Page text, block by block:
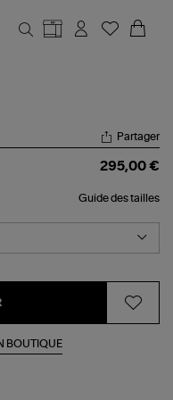
Partager
295,00 €
Guide des tailles
BOUTIQUE